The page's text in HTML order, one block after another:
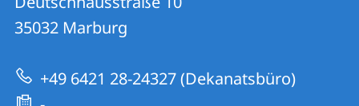
Informationen
zur
Website
19
Geographie
35032 Marburg
+49 6421 28-24327 (Dekanatsbüro)